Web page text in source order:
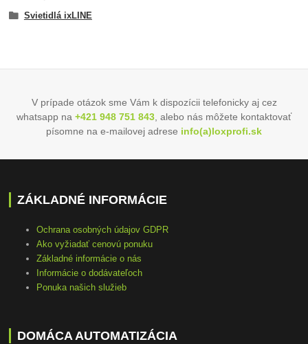
Svietidlá ixLINE
V prípade otázok sme Vám k dispozícii telefonicky aj cez
whatsapp na +421 948 751 843, alebo nás môžete kontaktovať
písomne na e-mailovej adrese info(a)loxprofi.sk
ZÁKLADNÉ INFORMÁCIE
Ochrana osobných údajov GDPR
Ako vyžiadať cenovú ponuku
Základné informácie o nás
Informácie o dodávateľoch
Ponuka našich služieb
DOMÁCA AUTOMATIZÁCIA